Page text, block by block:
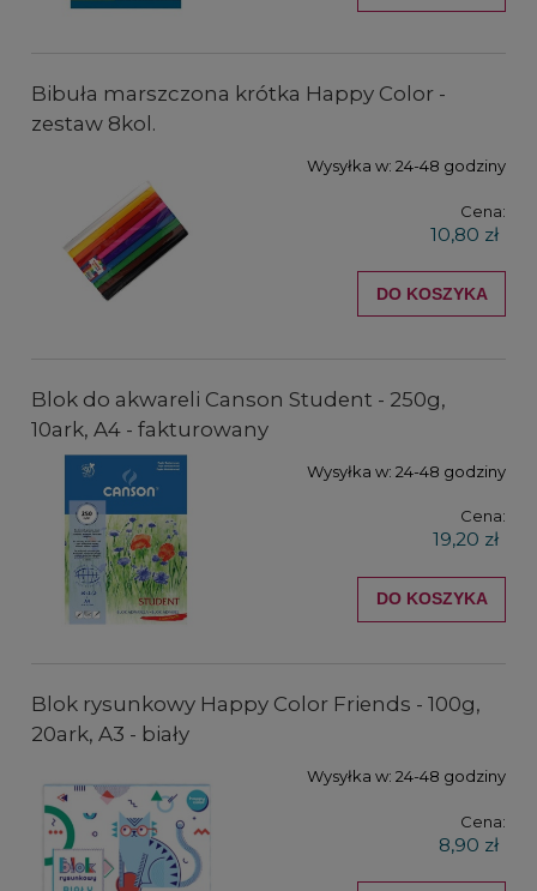
Bibuła marszczona krótka Happy Color -
zestaw 8kol.
Wysyłka w: 24-48 godziny
Cena:
10,80 zł
DO KOSZYKA
Blok do akwareli Canson Student - 250g,
10ark, A4 - fakturowany
Wysyłka w: 24-48 godziny
Cena:
19,20 zł
DO KOSZYKA
Blok rysunkowy Happy Color Friends - 100g,
20ark, A3 - biały
Wysyłka w: 24-48 godziny
Cena:
8,90 zł